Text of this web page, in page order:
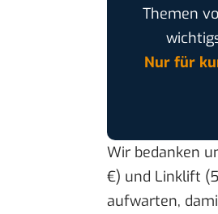
Themen
Nur für
Wir bedanken
€) und Linklift
aufwarten,